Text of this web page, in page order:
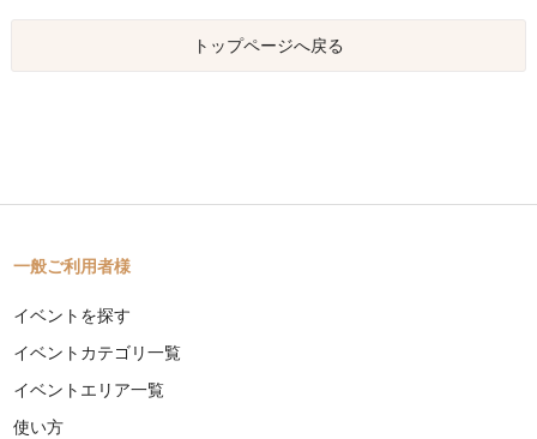
トップページへ戻る
一般ご利用者様
イベントを探す
イベントカテゴリ一覧
イベントエリア一覧
使い方